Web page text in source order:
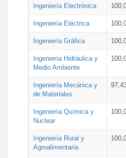
Ingeniería Electrónica
Ingeniería Eléctrica
Ingeniería Gráfica
Ingeniería Hidráulica y
Medio Ambiente
Ingeniería Mecánica y
de Materiales
Ingeniería Química y
Nuclear
Ingeniería Rural y
Agroalimentaria